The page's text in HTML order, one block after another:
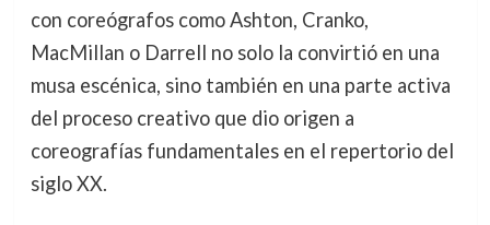
con coreógrafos como Ashton, Cranko,
MacMillan o Darrell no solo la convirtió en una
musa escénica, sino también en una parte activa
del proceso creativo que dio origen a
coreografías fundamentales en el repertorio del
siglo XX.